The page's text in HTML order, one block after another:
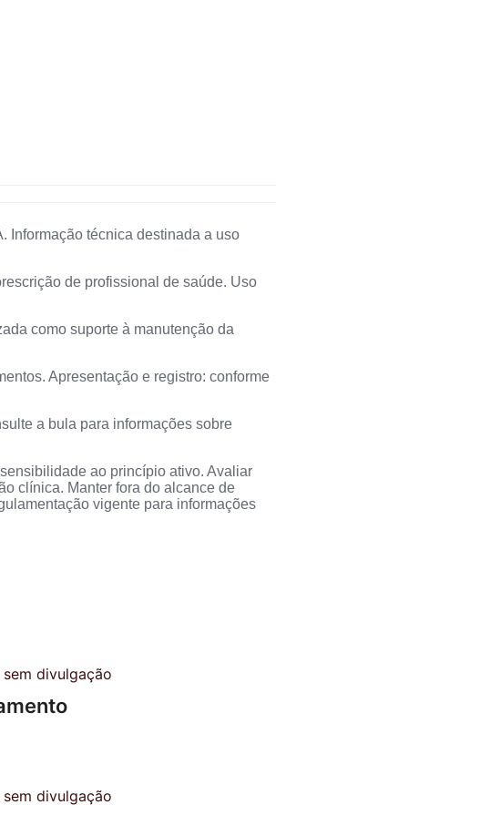
Informação técnica destinada a uso
de profissional de saúde. Uso
como suporte à manutenção da
Apresentação e registro: conforme
a bula para informações sobre
ao princípio ativo. Avaliar
clínica. Manter fora do alcance de
vigente para informações